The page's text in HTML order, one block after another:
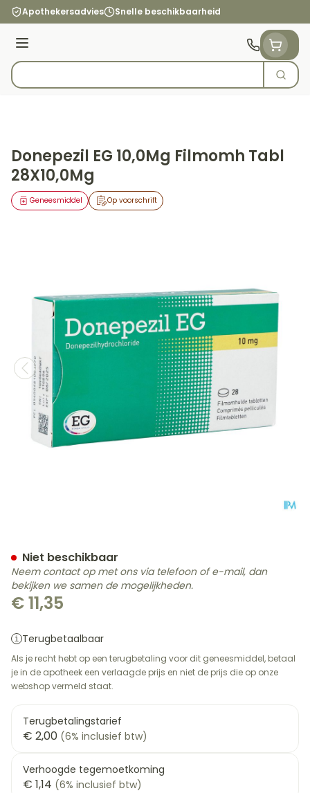
Ga naar de inhoud
Apothekersadvies Snelle beschikbaarheid
Menu
Product, merk, categorie...
Zoek
Donepezil EG 10,0Mg Filmomh Tabl
28X10,0Mg
Op voorschrift
Geneesmiddel
€ 11,35
Terugbetaalbaar
Als je recht hebt op een terugbetaling voor dit geneesmiddel, betaal
je in de apotheek een verlaagde prijs en niet de prijs die op onze
webshop vermeld staat.
Terugbetalingstarief
€ 2,00 (6% inclusief btw)
Verhoogde tegemoetkoming
€ 1,14 (6% inclusief btw)
Niet beschikbaar
Neem contact op met ons via telefoon of e-mail, dan
bekijken we samen de mogelijkheden.